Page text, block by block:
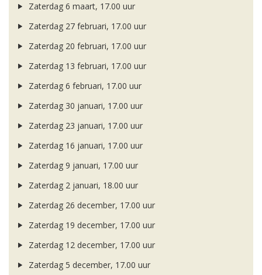
Zaterdag 6 maart, 17.00 uur
Zaterdag 27 februari, 17.00 uur
Zaterdag 20 februari, 17.00 uur
Zaterdag 13 februari, 17.00 uur
Zaterdag 6 februari, 17.00 uur
Zaterdag 30 januari, 17.00 uur
Zaterdag 23 januari, 17.00 uur
Zaterdag 16 januari, 17.00 uur
Zaterdag 9 januari, 17.00 uur
Zaterdag 2 januari, 18.00 uur
Zaterdag 26 december, 17.00 uur
Zaterdag 19 december, 17.00 uur
Zaterdag 12 december, 17.00 uur
Zaterdag 5 december, 17.00 uur